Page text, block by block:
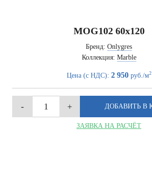
MOG102 60x120
Бренд: Onlygres
Коллекция: Marble
Цена (с НДС): 2 950руб./м2
ЗАЯВКА НА РАСЧЁТ